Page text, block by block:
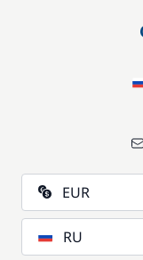
EUR
RU